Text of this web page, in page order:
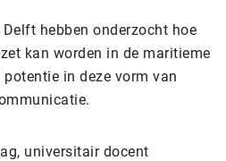
hebben onderzocht hoe
kan worden in de maritieme
in deze vorm van
universitair docent